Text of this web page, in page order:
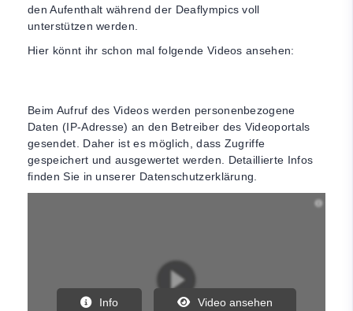
den Aufenthalt während der Deaflympics voll
unterstützen werden.
Hier könnt ihr schon mal folgende Videos ansehen:
Beim Aufruf des Videos werden personenbezogene
Daten (IP-Adresse) an den Betreiber des Videoportals
gesendet. Daher ist es möglich, dass Zugriffe
gespeichert und ausgewertet werden. Detaillierte Infos
finden Sie in unserer Datenschutzerklärung.
Info Video ansehen